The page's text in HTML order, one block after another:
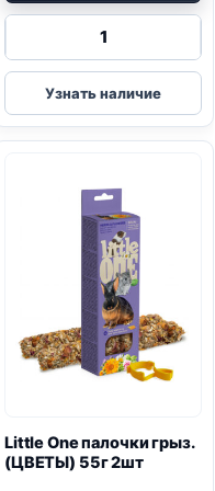
Количество
Little
One
лак.
ЧЕРВЬ)
75г
Узнать наличие
Little Oneпалочки грыз.
(ЦВЕТЫ) 55г 2шт